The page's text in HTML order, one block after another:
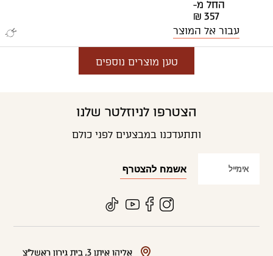
החל מ-
₪ 357
עבור אל המוצר
טען מוצרים נוספים
הצטרפו לניוזלטר שלנו
ותתעדכנו במבצעים לפני כולם
אליהו איתן 3, בית גירון ראשל"צ